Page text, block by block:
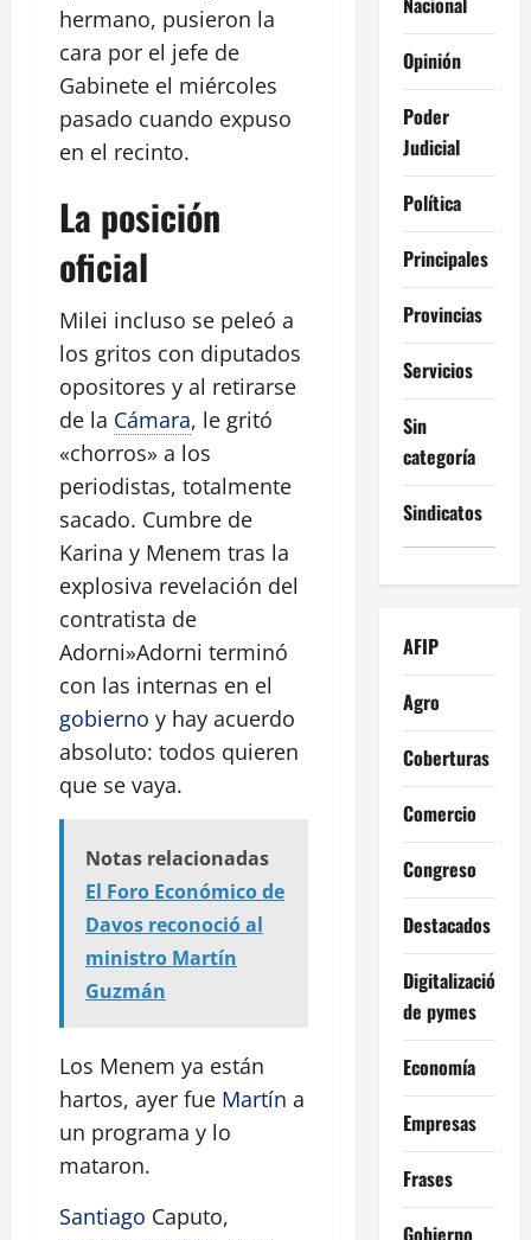
hermano, pusieron la
cara por el jefe de
Gabinete el miércoles
pasado cuando expuso
en el recinto.
La posición
oficial
Milei incluso se peleó a
los gritos con diputados
opositores y al retirarse
de la Cámara, le gritó
«chorros» a los
periodistas, totalmente
sacado. Cumbre de
Karina y Menem tras la
explosiva revelación del
contratista de
Adorni»Adorni terminó
con las internas en el
gobierno y hay acuerdo
absoluto: todos quieren
que se vaya.
Notas relacionadas
El Foro Económico de
Davos reconoció al
ministro Martín
Guzmán
Los Menem ya están
hartos, ayer fue Martín a
un programa y lo
mataron.
Santiago Caputo,
Opinión
Poder
Judicial
Política
Principales
Provincias
Servicios
Sin
categoría
Sindicatos
AFIP
Agro
Coberturas
Comercio
Congreso
Destacados
Digitalización
de pymes
Economía
Empresas
Frases
Gobierno